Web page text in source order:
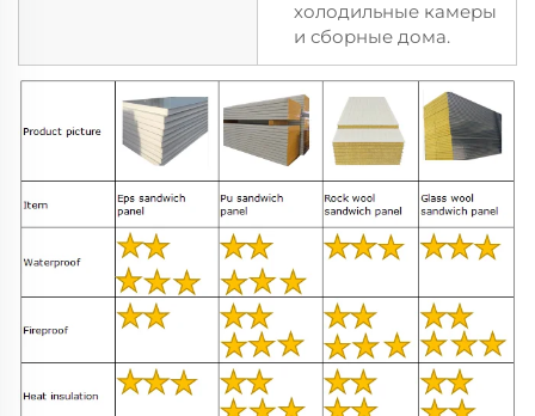
холодильные камеры
и сборные дома.